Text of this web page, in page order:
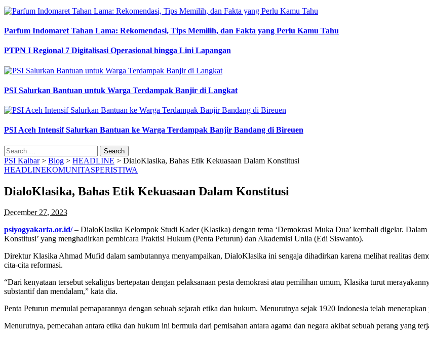
Parfum Indomaret Tahan Lama: Rekomendasi, Tips Memilih, dan Fakta yang Perlu Kamu Tahu
PTPN I Regional 7 Digitalisasi Operasional hingga Lini Lapangan
PSI Salurkan Bantuan untuk Warga Terdampak Banjir di Langkat
PSI Aceh Intensif Salurkan Bantuan ke Warga Terdampak Banjir Bandang di Bireuen
Search
for:
PSI Kalbar> Blog > HEADLINE > DialoKlasika, Bahas Etik Kekuasaan Dalam Konstitusi
HEADLINEKOMUNITASPERISTIWA
DialoKlasika, Bahas Etik Kekuasaan Dalam Konstitusi
December 27, 2023
psiyogyakarta.or.id/– DialoKlasika Kelompok Studi Kader (Klasika) dengan tema ‘Demokrasi Muka Dua’ kembali digelar.
Konstitusi’ yang menghadirkan pembicara Praktisi Hukum (Penta Peturun) dan Akademisi Unila (Edi Siswanto).
Direktur Klasika Ahmad Mufid dalam sambutannya menyampaikan, DialoKlasika ini sengaja dihadirkan karena melihat realitas
cita-cita reformasi.
“Dari kenyataan tersebut sekaligus bertepatan dengan pelaksanaan pesta demokrasi atau pemilihan umum, Klasika turut
substantif dan mendalam,” kata dia.
Penta Peturun memulai pemaparannya dengan sebuah sejarah etika dan hukum. Menurutnya sejak 1920 Indonesia telah
Menurutnya, pemecahan antara etika dan hukum ini bermula dari pemisahan antara agama dan negara akibat sebuah perang yang